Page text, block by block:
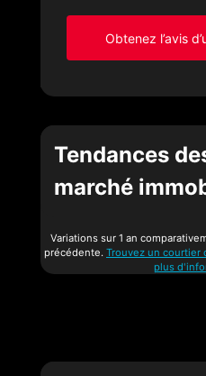
Obtenez l’avis
Tendances
marché
Variations sur 1 an
précédente. Trouvez un courtier
plus